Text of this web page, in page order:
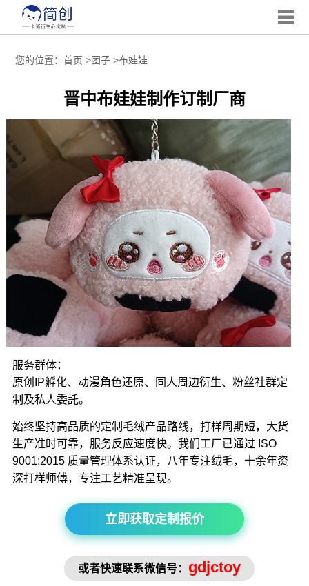
您的位置： 首页 >团子>布娃娃
晋中布娃娃制作订制厂商
服务群体：
原创IP孵化、动漫角色还原、同人周边衍生、粉丝社群定
制及私人委託。
始终坚持高品质的定制毛绒产品路线，打样周期短，大货
生产准时可靠，服务反应速度快。我们工厂已通过 ISO
9001:2015 质量管理体系认证，八年专注绒毛，十余年资
深打样师傅，专注工艺精准呈现。
立即获取定制报价
或者快速联系微信号： gdjctoy